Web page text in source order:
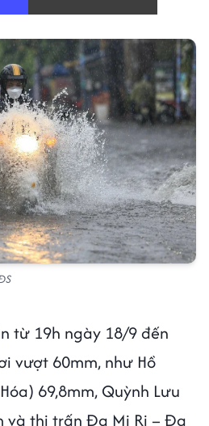
từ 19h ngày 18/9 đến
vượt 60mm, như Hồ
69,8mm, Quỳnh Lưu
và thị trấn Đa Mi Ri – Đa